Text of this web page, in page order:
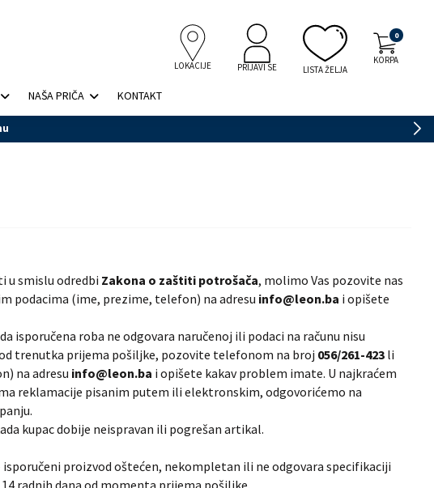
LOKACIJE PRIJAVI SE LISTA ŽELJA
KORPA
0
NAŠA PRIČA KONTAKT
u smislu odredbi Zakona o zaštiti potrošača, molimo Vas pozovite nas
podacima (ime, prezime, telefon) na adresu info@leon.ba i opišete
roba ne odgovara naručenoj ili podaci na računu nisu
trenutka prijema pošiljke, pozovite telefonom na broj 056/261-423li
na adresu info@leon.ba i opišete kakav problem imate. U najkraćem
reklamacije pisanim putem ili elektronskim, odgovorićemo na
kupac dobije neispravan ili pogrešan artikal.
proizvod oštećen, nekompletan ili ne odgovara specifikaciji
radnih dana od momenta prijema pošiljke.